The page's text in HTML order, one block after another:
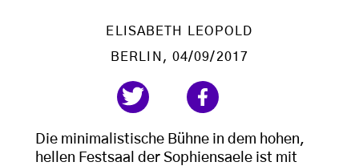
ELISABETH LEOPOLD
BERLIN , 04/09/2017
Die minimalistische Bühne in dem hohen,
hellen Festsaal der Sophiensaele ist mit